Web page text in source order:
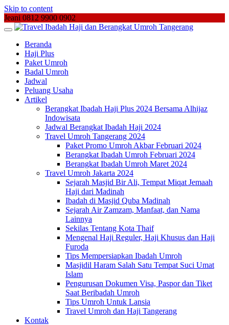
Skip to content
Jeani 0812 9900 0902
Beranda
Haji Plus
Paket Umroh
Badal Umroh
Jadwal
Peluang Usaha
Artikel
Berangkat Ibadah Haji Plus 2024 Bersama Alhijaz
Indowisata
Jadwal Berangkat Ibadah Haji 2024
Travel Umroh Tangerang 2024
Paket Promo Umroh Akbar Februari 2024
Berangkat Ibadah Umroh Februari 2024
Berangkat Ibadah Umroh Maret 2024
Travel Umroh Jakarta 2024
Sejarah Masjid Bir Ali, Tempat Miqat Jemaah
Haji dari Madinah
Ibadah di Masjid Quba Madinah
Sejarah Air Zamzam, Manfaat, dan Nama
Lainnya
Sekilas Tentang Kota Thaif
Mengenal Haji Reguler, Haji Khusus dan Haji
Furoda
Tips Mempersiapkan Ibadah Umroh
Masjidil Haram Salah Satu Tempat Suci Umat
Islam
Pengurusan Dokumen Visa, Paspor dan Tiket
Saat Beribadah Umroh
Tips Umroh Untuk Lansia
Travel Umroh dan Haji Tangerang
Kontak